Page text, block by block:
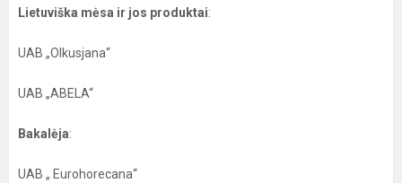
Lietuviška mėsa ir jos produktai:
UAB „Olkusjana“
UAB „ABELA“
Bakalėja:
UAB „ Eurohorecana“